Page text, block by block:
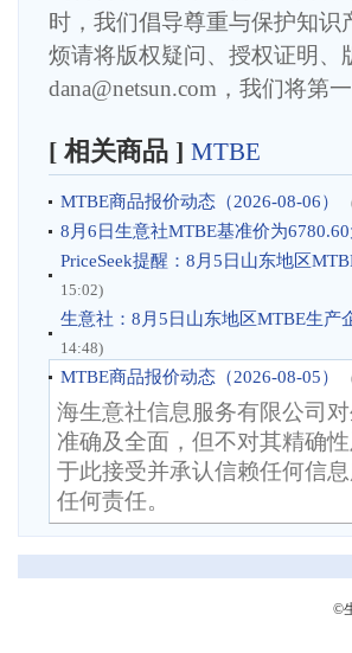
时，我们倡导尊重与保护知
烦请将版权疑问、授权证明
dana@netsun.com，我们将第
[ 相关商品 ] MTBE
MTBE商品报价动态（2026-08-06）
8月6日生意社MTBE基准价为
PriceSeek提醒：8月5日山东地区
15:02)
生意社：8月5日山东地区MTBE生产
14:48)
MTBE商品报价动态（2026-08-05）
海生意社信息服务有限公司
准确及全面，但不对其精确
于此接受并承认信赖任何信
任何责任。
©